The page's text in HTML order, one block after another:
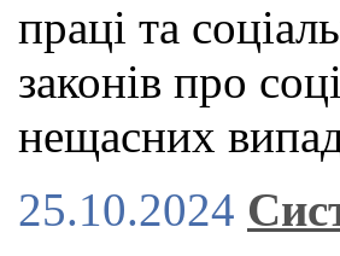
праці та
законів про
нещасних
25.10.2024